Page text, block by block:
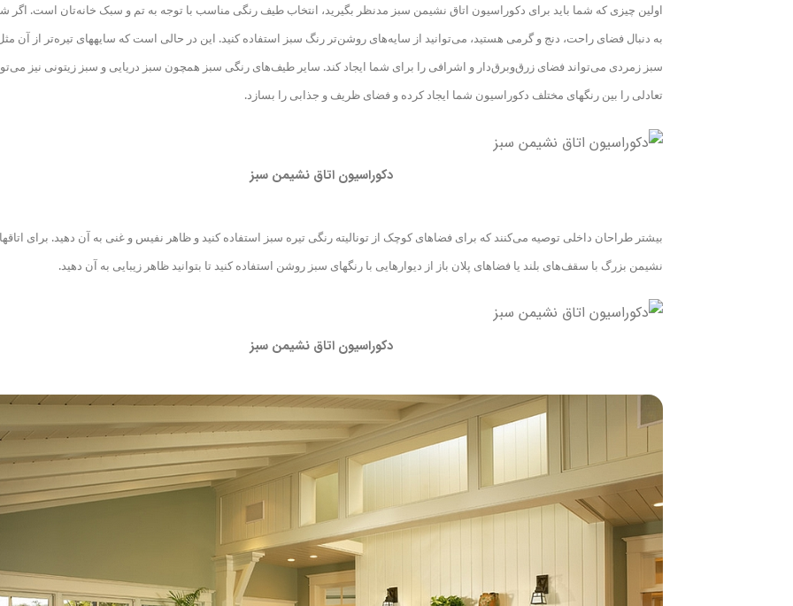
اولین چیزی که شما باید برای دکوراسیون اتاق نشیمن سبز مدنظر بگیرید، انتخاب طیف رنگی مناسب با توجه به تم و سبک خانه‌تان است. اگر
به دنبال فضای راحت، دنج و گرمی هستید، می‌توانید از سایه‌های روشن‌تر رنگ سبز استفاده کنید. این در حالی است که سایههای تیره‌تر از آن
سبز زمردی می‌تواند فضای زرق‌وبرق‌دار و اشرافی را برای شما ایجاد کند. سایر طیف‌های رنگی سبز همچون سبز دریایی و سبز زیتونی نیز
تعادلی را بین رنگهای مختلف دکوراسیون شما ایجاد کرده و فضای ظریف و جذابی را بسازد.
دکوراسیون اتاق نشیمن سبز
بیشتر طراحان داخلی توصیه می‌کنند که برای فضاهای کوچک از تونالیته رنگی تیره سبز استفاده کنید و ظاهر نفیس و غنی به آن دهید. برای اتاق
نشیمن بزرگ با سقف‌های بلند یا فضاهای پلان باز از دیوارهایی با رنگهای سبز روشن استفاده کنید تا بتوانید ظاهر زیبایی به آن دهید.
دکوراسیون اتاق نشیمن سبز